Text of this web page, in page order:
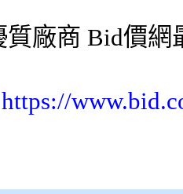
質廠商 Bid價網
https://